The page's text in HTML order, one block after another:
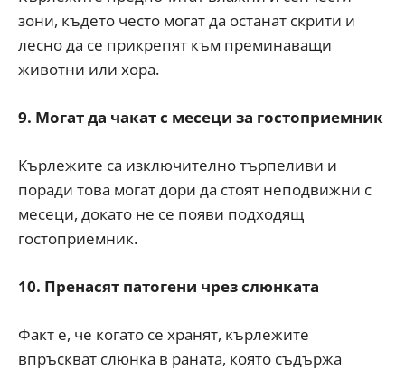
зони, където често могат да останат скрити и
лесно да се прикрепят към преминаващи
животни или хора.
9. Могат да чакат с месеци за гостоприемник
Кърлежите са изключително търпеливи и
поради това могат дори да стоят неподвижни с
месеци, докато не се появи подходящ
гостоприемник.
10. Пренасят патогени чрез слюнката
Факт е, че когато се хранят, кърлежите
впръскват слюнка в раната, която съдържа